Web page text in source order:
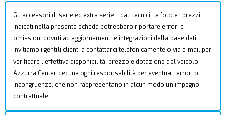
Gli accessori di serie ed extra serie, i dati tecnici, le foto e i prezzi
indicati nella presente scheda potrebbero riportare errori e
omissioni dovuti ad aggiornamenti e integrazioni della base dati.
Invitiamo i gentili clienti a contattarci telefonicamente o via e-mail per
verificare l’effettiva disponibilità, prezzo e dotazione del veicolo.
Azzurra Center declina ogni responsabilità per eventuali errori o
incongruenze, che non rappresentano in alcun modo un impegno
contrattuale.